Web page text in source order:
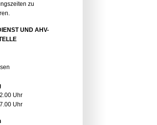
zu
UND AHV-
Uhr
Uhr